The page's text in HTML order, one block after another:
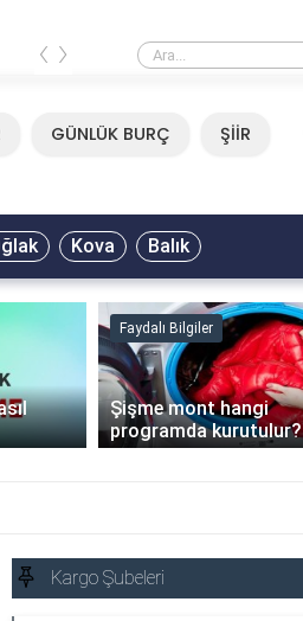
Mirkelam - Tavla Sözleri
‹ ›
GÜNLÜK BURÇ ŞİİR
Kova Balık
Faydalı Bilgiler
Şişme mont hangi
programda kurutulur?
Kargo Şubeleri